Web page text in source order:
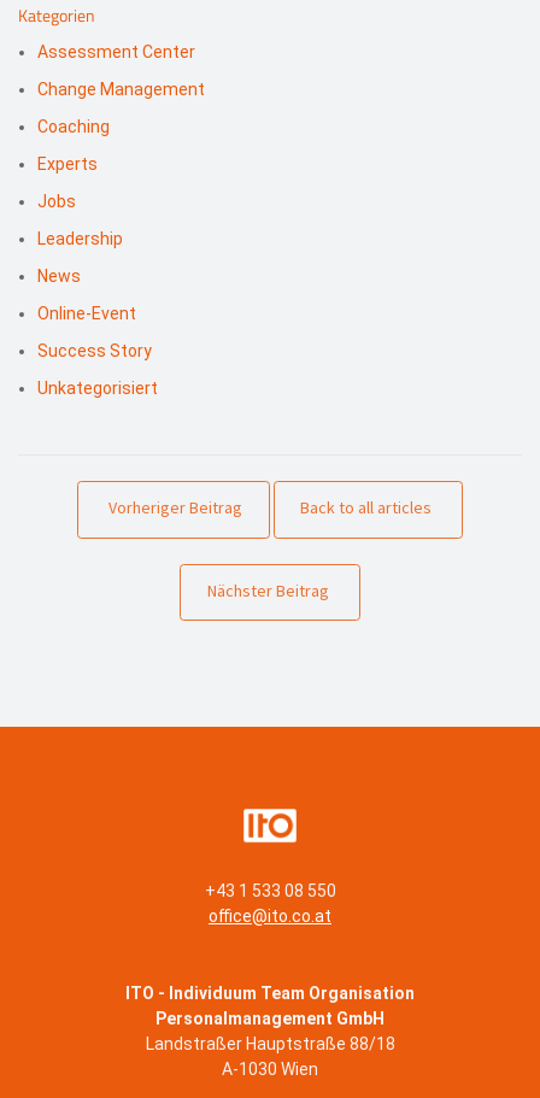
Kategorien
Assessment Center
Change Management
Coaching
Experts
Jobs
Leadership
News
Online-Event
Success Story
Unkategorisiert
Vorheriger Beitrag Back to all articles
Nächster Beitrag
+43 1 533 08 550
office@ito.co.at
ITO - Individuum Team Organisation
Personalmanagement GmbH
Landstraßer Hauptstraße 88/18
A-1030 Wien